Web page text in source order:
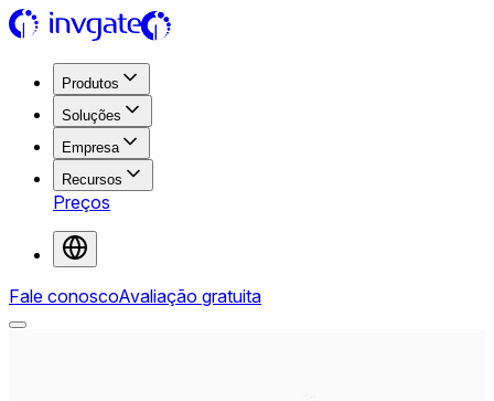
Produtos
Soluções
Empresa
Recursos
Preços
Fale conoscoAvaliação gratuita